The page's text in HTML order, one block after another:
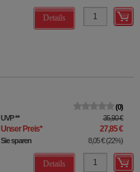
Details
0
UVP** 35,90 €
Unser Preis* 27,85 €
Sie sparen 8,05 €(22%)
Details